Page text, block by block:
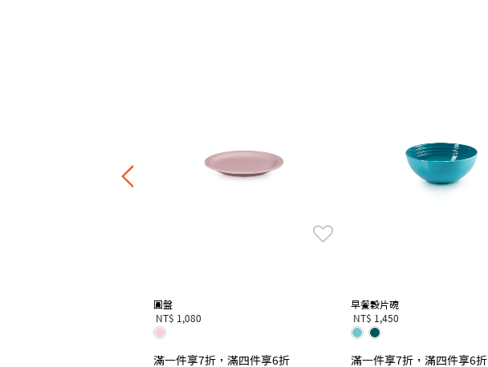
圓盤
NT$ 1,080
滿一件享7折，滿四件享6折
早餐穀片碗
NT$ 1,450
滿一件享7折，滿四件享6折